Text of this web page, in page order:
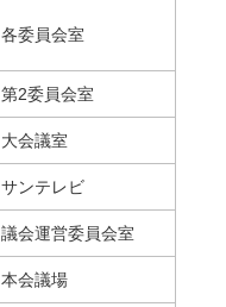
各委員会室
第2委員会室
大会議室
サンテレビ
議会運営委員会室
本会議場